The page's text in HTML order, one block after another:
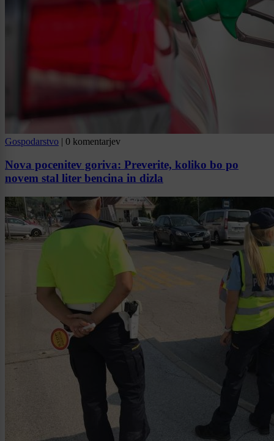
Gospodarstvo | 0 komentarjev
Nova pocenitev goriva: Preverite, koliko bo po
novem stal liter bencina in dizla